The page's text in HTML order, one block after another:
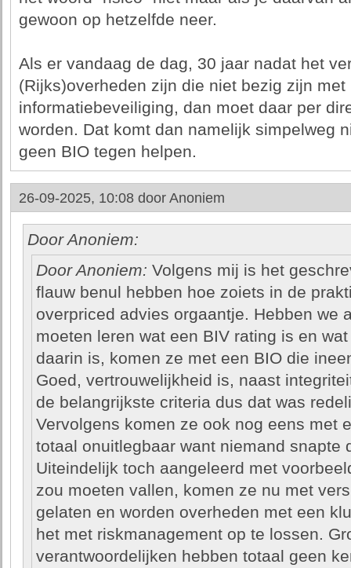
gewoon op hetzelfde neer.
Als er vandaag de dag, 30 jaar nadat het
(Rijks)overheden zijn die niet bezig zijn
informatiebeveiliging, dan moet daar per
worden. Dat komt dan namelijk simpelweg
geen BIO tegen helpen.
26-09-2025, 10:08 door Anoniem
Door Anoniem:
Door Anoniem: Volgens mij is het
flauw benul hebben hoe zoiets in de
overpriced advies orgaantje. Hebben we
moeten leren wat een BIV rating is en
daarin is, komen ze met een BIO die
Goed, vertrouwelijkheid is, naast
de belangrijkste criteria dus dat was
Vervolgens komen ze ook nog eens met
totaal onuitlegbaar want niemand snapte
Uiteindelijk toch aangeleerd met
zou moeten vallen, komen ze nu met
gelaten en worden overheden met een
het met riskmanagement op te lossen.
verantwoordelijken hebben totaal geen